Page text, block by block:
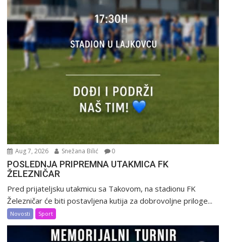
Aug 7, 2026 Snežana Bilić 0
POSLEDNJA PRIPREMNA UTAKMICA FK
ŽELEZNIČAR
Pred prijateljsku utakmicu sa Takovom, na stadionu FK
Železničar će biti postavljena kutija za dobrovoljne priloge...
Novosti Sport